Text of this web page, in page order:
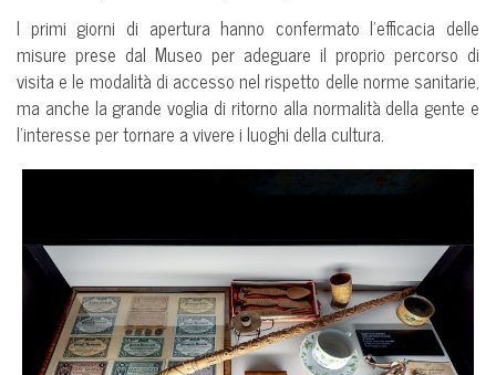
I primi giorni di apertura hanno confermato l’efficacia delle
misure prese dal Museo per adeguare il proprio percorso di
visita e le modalità di accesso nel rispetto delle norme sanitarie,
ma anche la grande voglia di ritorno alla normalità della gente e
l’interesse per tornare a vivere i luoghi della cultura.